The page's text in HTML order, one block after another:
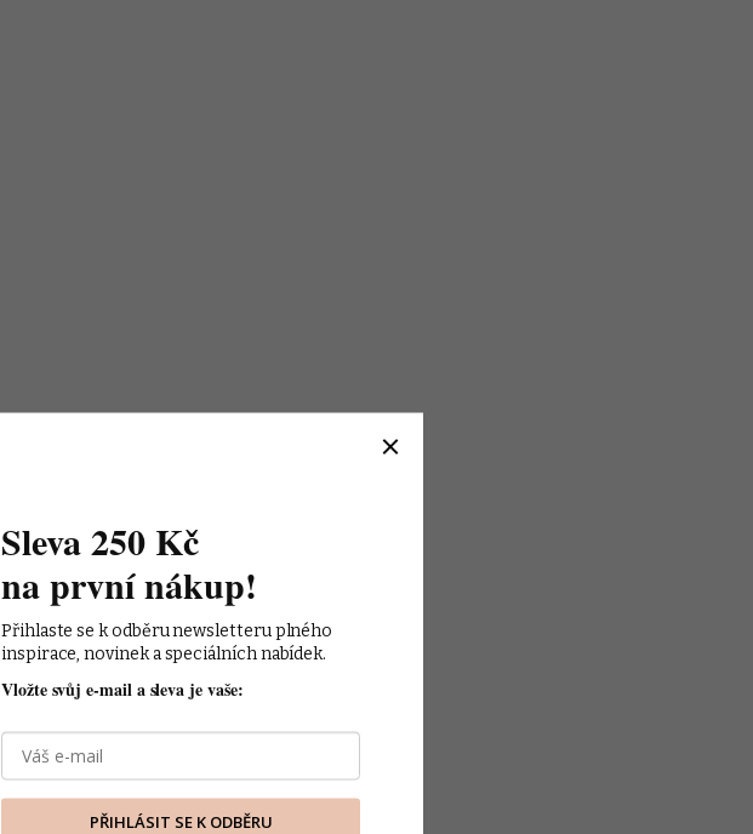
Sleva 250 Kč
na první nákup!
Přihlaste se k odběru newsletteru plného
inspirace, novinek a speciálních nabídek.
Vložte svůj e-mail a sleva je vaše:
PŘIHLÁSIT SE K ODBĚRU